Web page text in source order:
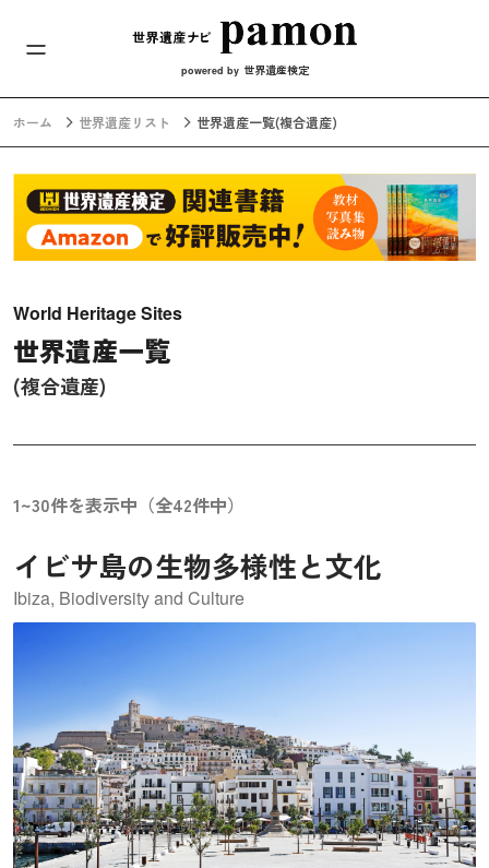
メインナビ
powered by 世界遺産検定
ホーム 世界遺産リスト 世界遺産一覧(複合遺産)
World Heritage Sites
世界遺産一覧
(複合遺産)
1~30件を表示中（全42件中）
イビサ島の生物多様性と文化
Ibiza, Biodiversity and Culture